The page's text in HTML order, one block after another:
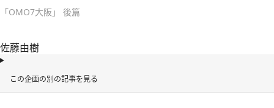
「OMO7大阪」 後篇
佐藤由樹
この企画の別の記事を見る